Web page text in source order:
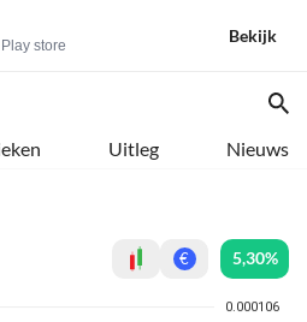
store
Bekijk
Uitleg Nieuws
€ 5,30%